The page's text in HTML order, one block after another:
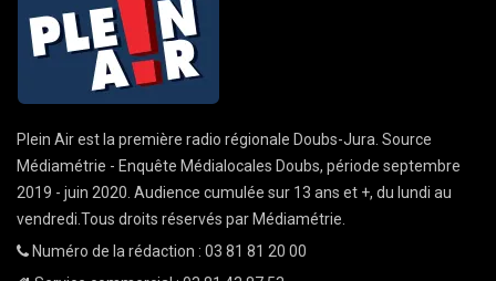
Plein Air est la première radio régionale Doubs-Jura. Source
Médiamétrie - Enquête Médialocales Doubs, période septembre
2019 - juin 2020. Audience cumulée sur 13 ans et +, du lundi au
vendredi.Tous droits réservés par Médiamétrie.
Numéro de la rédaction : 03 81 81 20 00